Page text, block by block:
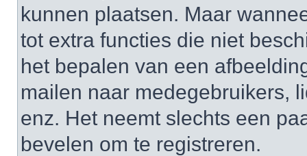
kunnen plaatsen. Maar
tot extra functies die niet
het bepalen van een
mailen naar medegebruikers,
enz. Het neemt slechts een
bevelen om te registreren.